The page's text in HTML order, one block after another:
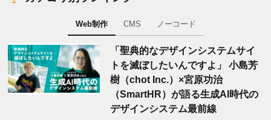
Web制作 CMS ノーコード
「聖典的なデザインシステムサイ
トを滅ぼしたいんですよ」 小島芳
樹（chot Inc.）×宮原功治
（SmartHR）が語る生成AI時代の
デザインシステム最前線